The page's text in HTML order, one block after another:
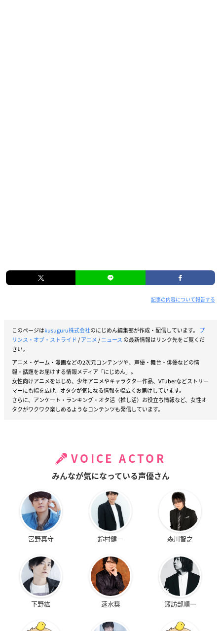
記事の内容について報告する
このページはkusuguru株式会社のにじめん編集部が作成・配信しています。 プ
リンス・オブ・ストライド/アニメ/ニュース の最新情報はリンク先をご覧くだ
さい。
アニメ・ゲーム・漫画などの2次元コンテンツや、声優・舞台・俳優などの情
報・話題をお届けする情報メディア「にじめん」。
女性向けアニメをはじめ、少年アニメやキャラクター作品、VTuberなどストリー
マーにも幅を広げ、オタクが気になる情報を幅広くお届けしています。
さらに、アンケート・ランキング・オタ活（推し活）お役立ち情報など、女性オ
タクがワクワク楽しめるようなコンテンツも発信しています。
VOICE ACTOR
みんなが気になっている声優さん
宮野真守 鈴村健一 森川智之
下野紘 速水奨 諏訪部順一